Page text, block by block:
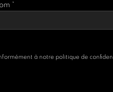
*
à notre politique de